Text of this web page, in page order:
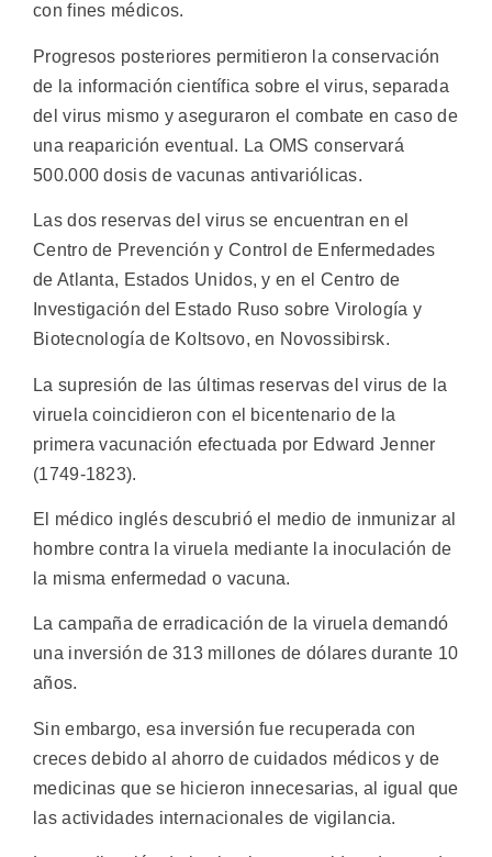
con fines médicos.
Progresos posteriores permitieron la conservación
de la información científica sobre el virus, separada
del virus mismo y aseguraron el combate en caso de
una reaparición eventual. La OMS conservará
500.000 dosis de vacunas antivariólicas.
Las dos reservas del virus se encuentran en el
Centro de Prevención y Control de Enfermedades
de Atlanta, Estados Unidos, y en el Centro de
Investigación del Estado Ruso sobre Virología y
Biotecnología de Koltsovo, en Novossibirsk.
La supresión de las últimas reservas del virus de la
viruela coincidieron con el bicentenario de la
primera vacunación efectuada por Edward Jenner
(1749-1823).
El médico inglés descubrió el medio de inmunizar al
hombre contra la viruela mediante la inoculación de
la misma enfermedad o vacuna.
La campaña de erradicación de la viruela demandó
una inversión de 313 millones de dólares durante 10
años.
Sin embargo, esa inversión fue recuperada con
creces debido al ahorro de cuidados médicos y de
medicinas que se hicieron innecesarias, al igual que
las actividades internacionales de vigilancia.